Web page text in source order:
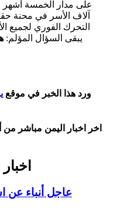
على مدار الخمسة أشهر
آلاف الأسر في محنة
التحرك الفوري لجميع
يبقى السؤال المؤلم:
ورد هذا الخبر في موقع
اخر اخبار اليمن مباشر من
عاجل أنباء عن